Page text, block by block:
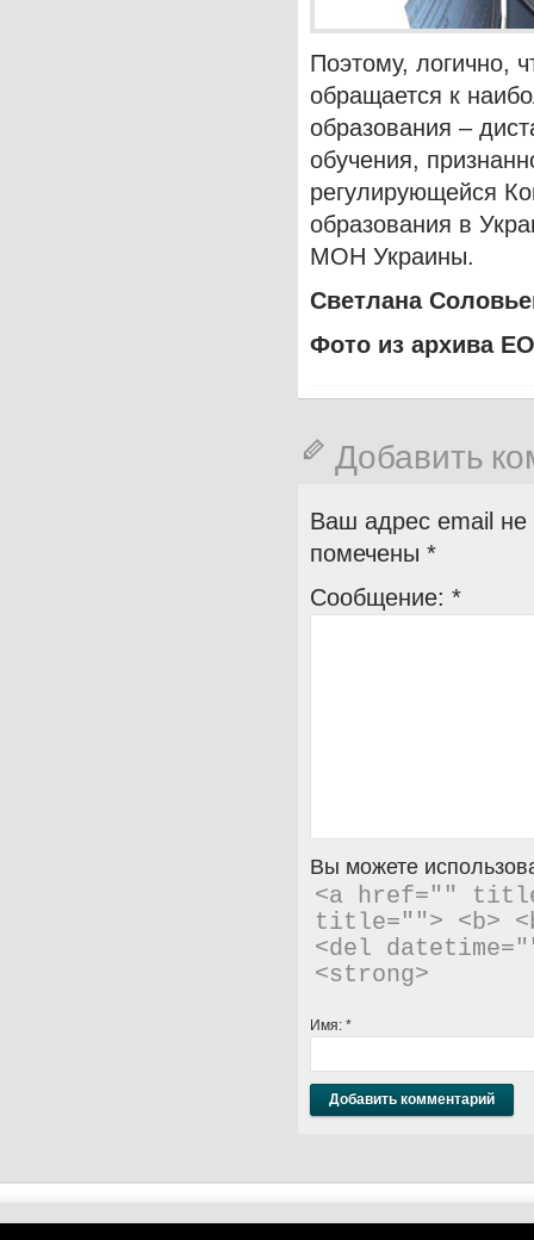
Поэтому, логично,
обращается к
образования –
обучения,
регулирующейся
образования в
МОН Украины.
Светлана
Фото из архива
Добавить
Ваш адрес email не
помечены *
Сообщение: *
Вы можете
<a href=""
title=""> <b>
<del
<strong>
Имя: *